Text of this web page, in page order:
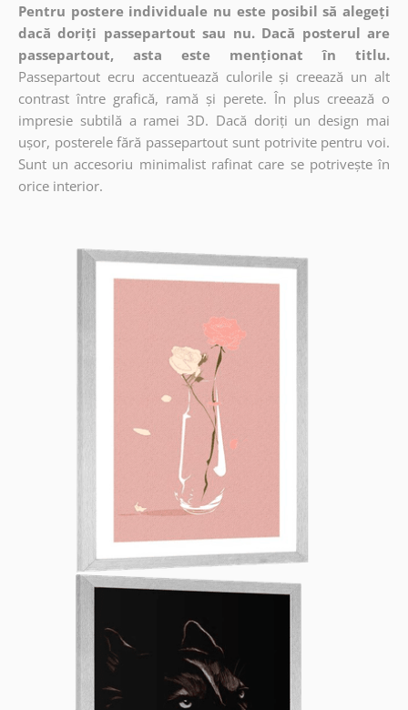
Pentru postere individuale nu este posibil să alegeți
dacă doriți passepartout sau nu. Dacă posterul are
passepartout, asta este menționat în titlu.
Passepartout ecru accentuează culorile și creează un alt
contrast între grafică, ramă și perete. În plus creează o
impresie subtilă a ramei 3D. Dacă doriți un design mai
ușor, posterele fără passepartout sunt potrivite pentru voi.
Sunt un accesoriu minimalist rafinat care se potrivește în
orice interior.